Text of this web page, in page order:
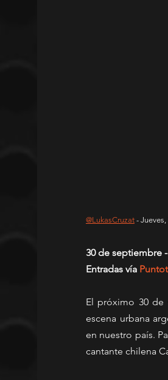
@LukasCruzat -
30 de septiembre
Entradas vía
El próximo 30 de
escena urbana
en nuestro país.
cantante chilena